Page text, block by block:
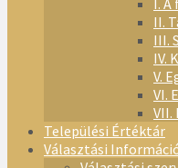
I.
II.
III.
IV.
V.
VI.
VII.
Települési Értéktár
Választási